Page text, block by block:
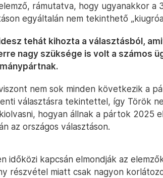
rámutatva, hogy ugyanakkor a
egyáltalán nem tekinthető
tehát kihozta a választásból,
nagy szüksége is volt a számos
nem sok minden következik a
választásra tekintettel, így Török
hogyan állnak a pártok 2025
az országos választáson.
időközi kapcsán elmondják az
részvétel miatt csak nagyon